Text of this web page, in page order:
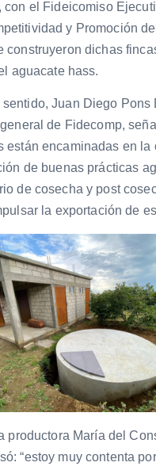
con el Fideicomiso
y Promoción
construyeron dichas
aguacate hass.
sentido, Juan Diego Pons
de Fidecomp,
están encaminadas en la
de buenas prácticas
de cosecha y post
la exportación de
productora María del
“estoy muy contenta